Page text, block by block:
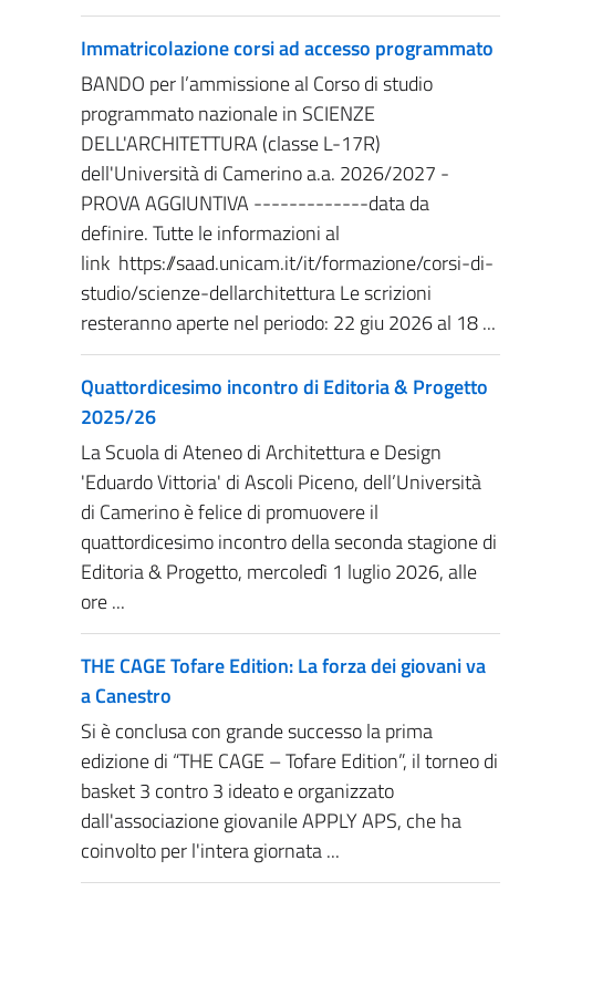
Immatricolazione corsi ad accesso programmato
BANDO per l’ammissione al Corso di studio
programmato nazionale in SCIENZE
DELL'ARCHITETTURA (classe L-17R)
dell'Università di Camerino a.a. 2026/2027 -
PROVA AGGIUNTIVA -------------data da
definire. Tutte le informazioni al
link https://saad.unicam.it/it/formazione/corsi-di-
studio/scienze-dellarchitettura Le scrizioni
resteranno aperte nel periodo: 22 giu 2026 al 18 ...
Quattordicesimo incontro di Editoria & Progetto
2025/26
La Scuola di Ateneo di Architettura e Design
'Eduardo Vittoria' di Ascoli Piceno, dell’Università
di Camerino è felice di promuovere il
quattordicesimo incontro della seconda stagione di
Editoria & Progetto, mercoledì 1 luglio 2026, alle
ore ...
THE CAGE Tofare Edition: La forza dei giovani va
a Canestro
Si è conclusa con grande successo la prima
edizione di “THE CAGE – Tofare Edition”, il torneo di
basket 3 contro 3 ideato e organizzato
dall'associazione giovanile APPLY APS, che ha
coinvolto per l'intera giornata ...